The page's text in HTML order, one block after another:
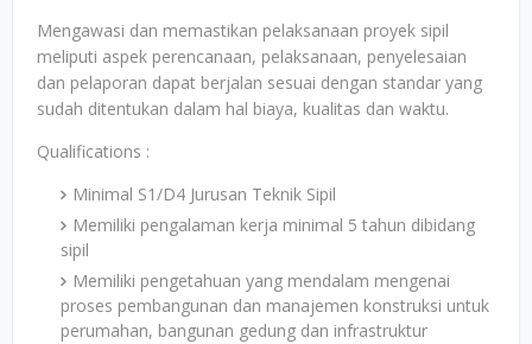
Mengawasi dan memastikan pelaksanaan proyek sipil
meliputi aspek perencanaan, pelaksanaan, penyelesaian
dan pelaporan dapat berjalan sesuai dengan standar yang
sudah ditentukan dalam hal biaya, kualitas dan waktu.
Qualifications :
Minimal S1/D4 Jurusan Teknik Sipil
Memiliki pengalaman kerja minimal 5 tahun dibidang
sipil
Memiliki pengetahuan yang mendalam mengenai
proses pembangunan dan manajemen konstruksi untuk
perumahan, bangunan gedung dan infrastruktur